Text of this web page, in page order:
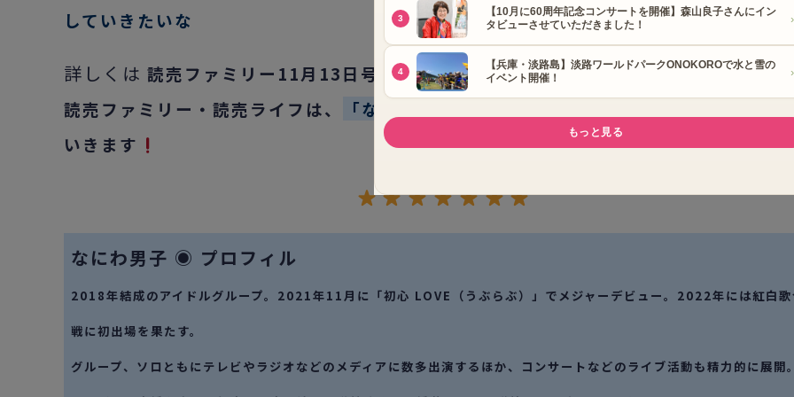
していきたいな
詳しくは 読売ファミリー11月13日号 と読売ライフ11月号をご覧ください。
読売ファミリー・読売ライフは、 「なにわ男子」のみなさん
いきます
なにわ男子 ◉ プロフィル
2018年結成のアイドルグループ。2021年11月に「初心 LOVE（うぶらぶ）」でメジャーデビュー。2022年には紅白歌
戦に初出場を果たす。
グループ、ソロともにテレビやラジオなどのメディアに数多出演するほか、コンサートなどのライブ活動も精力的に展開。